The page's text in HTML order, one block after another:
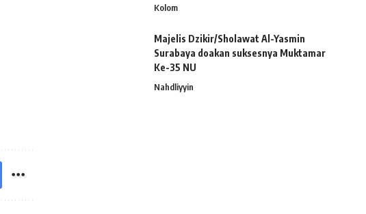
Kolom
Majelis Dzikir/Sholawat Al-Yasmin
Surabaya doakan suksesnya Muktamar
Ke-35 NU
Nahdliyyin